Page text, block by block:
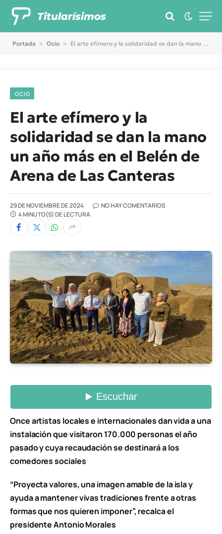
Titularísimos
Portada » Ocio » El arte efímero y la solidaridad se dan la mano un año más en el Belén de Arena de Las Canteras
OCIO
El arte efímero y la
solidaridad se dan la mano
un año más en el Belén de
Arena de Las Canteras
29 DE NOVIEMBRE DE 2024
NO HAY COMENTARIOS
4 MINUTO(S) DE LECTURA
Once artistas locales e internacionales dan vida a una
instalación que visitaron 170.000 personas el año
pasado y cuya recaudación se destinará a los
comedores sociales
“Proyecta valores, una imagen amable de la isla y
ayuda a mantener vivas tradiciones frente a otras
formas que nos quieren imponer”, recalca el
presidente Antonio Morales